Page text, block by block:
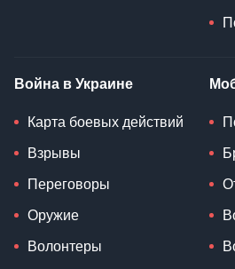
Война в Украине
Карта боевых действий
Взрывы
Переговоры
Оружие
Волонтеры